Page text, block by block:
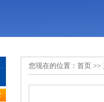
您现在的位置： 首页 >>